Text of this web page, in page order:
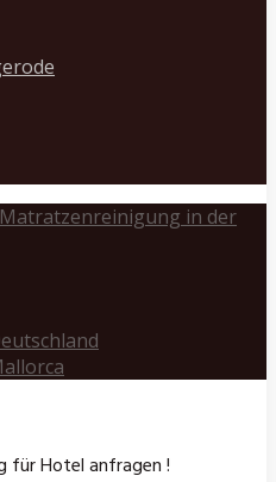
in der
Hotel anfragen !